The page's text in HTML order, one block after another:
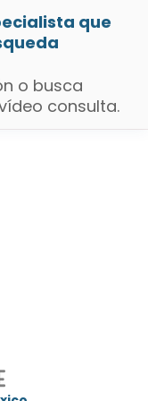
que
o busca
consulta.